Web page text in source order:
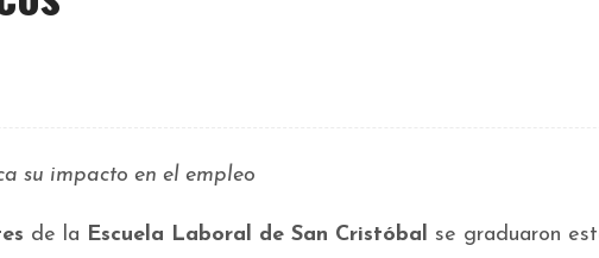
su impacto en el empleo
de la Escuela Laboral de San Cristóbal se graduaron